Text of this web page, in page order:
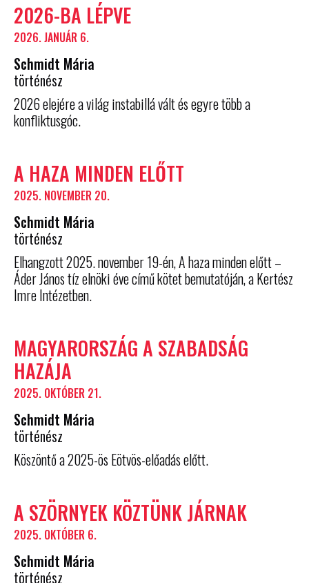
2026-BA LÉPVE
2026. JANUÁR 6.
Schmidt Mária
történész
2026 elejére a világ instabillá vált és egyre több a
konfliktusgóc.
A HAZA MINDEN ELŐTT
2025. NOVEMBER 20.
Schmidt Mária
történész
Elhangzott 2025. november 19-én, A haza minden előtt –
Áder János tíz elnöki éve című kötet bemutatóján, a Kertész
Imre Intézetben.
MAGYARORSZÁG A SZABADSÁG
HAZÁJA
2025. OKTÓBER 21.
Schmidt Mária
történész
Köszöntő a 2025-ös Eötvös-előadás előtt.
A SZÖRNYEK KÖZTÜNK JÁRNAK
2025. OKTÓBER 6.
Schmidt Mária
történész